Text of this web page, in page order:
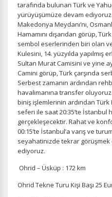
ÇEREZ KULLANIM
Çerez
Daha fazla bilgi için KVKK
gizlilik koşullarını
Zorunlu Çerezler HER
Oturum yönetimi, güvenlik ve
gereklidir. Bu çerezler
devre dışı bırakılamaz.
İstatistik Çerezleri
Ziyaretçilerin siteyi nasıl
tarafında bulunan Türk ve
yürüyüşümüze devam
Makedonya Meydanı’nı,
Hamamını dışarıdan görüp,
sembol eserlerinden biri olan
Kulesini, 14. yüzyılda yapılmış
Sultan Murat Camisini ve yine
Camini görüp, Türk çarşında
Serbest zamanın ardından
havalimanına transfer
biniş işlemlerinin ardından Türk
seferi ile saat 20:35’te İstanbul
gerçekleşecektir. Rahat ve
00:15’te İstanbul’a varış ve
seyahatinizde tekrar
ediyoruz.
Ohrid – Üsküp : 172 km
Ohrid Tekne Turu Kişi Başı 25